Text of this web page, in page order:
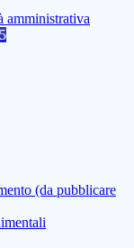
amministrativa
5
(da pubblicare